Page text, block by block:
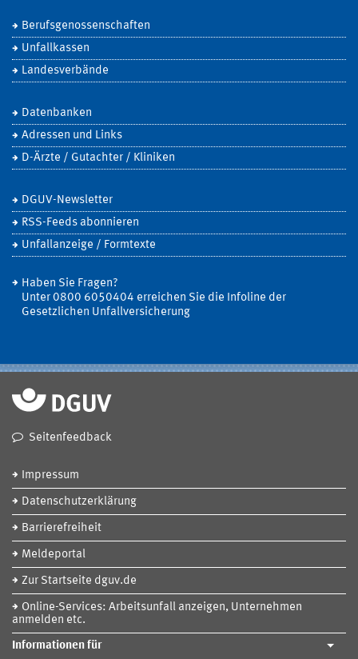
Berufsgenossenschaften
Unfallkassen
Landesverbände
Datenbanken
Adressen und Links
D-Ärzte / Gutachter / Kliniken
DGUV-Newsletter
RSS-Feeds abonnieren
Unfallanzeige / Formtexte
Haben Sie Fragen?
Unter 0800 6050404 erreichen Sie die Infoline der
Gesetzlichen Unfallversicherung
Seitenfeedback
Impressum
Datenschutzerklärung
Barrierefreiheit
Meldeportal
Zur Startseite dguv.de
Online-Services: Arbeitsunfall anzeigen, Unternehmen
anmelden etc.
Informationen für